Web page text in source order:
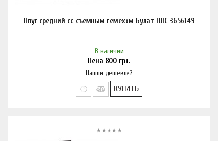
Плуг средний со съемным лемехом Булат ПЛС 3656149
В наличии
Цена 800 грн.
Нашли дешевле?
КУПИТЬ